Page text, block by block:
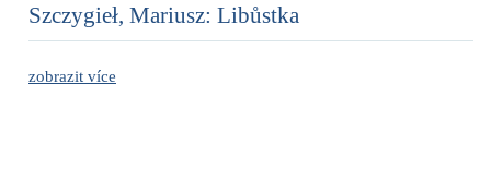
Szczygieł, Mariusz: Libůstka
zobrazit více